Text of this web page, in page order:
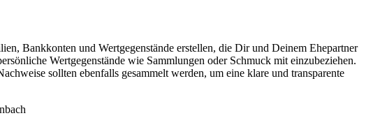
Bankkonten und Wertgegenstände erstellen, die Dir und Deinem Ehepartner
Wertgegenstände wie Sammlungen oder Schmuck mit einzubeziehen.
sollten ebenfalls gesammelt werden, um eine klare und transparente